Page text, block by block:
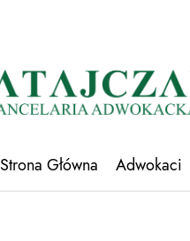
Strona Główna Adwokaci